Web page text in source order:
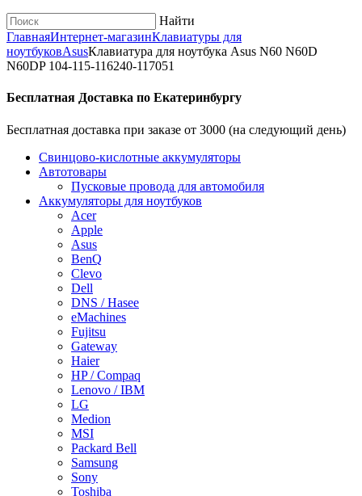
Найти
ГлавнаяИнтернет-магазинКлавиатуры для
ноутбуковAsusКлавиатура для ноутбука Asus N60 N60D
N60DP 104-115-116240-117051
Бесплатная Доставка по Екатеринбургу
Бесплатная доставка при заказе от 3000 (на следующий день)
Cвинцово-кислотные аккумуляторы
Автотовары
Пусковые провода для автомобиля
Аккумуляторы для ноутбуков
Acer
Apple
Asus
BenQ
Clevo
Dell
DNS / Hasee
eMachines
Fujitsu
Gateway
Haier
HP / Compaq
Lenovo / IBM
LG
Medion
MSI
Packard Bell
Samsung
Sony
Toshiba